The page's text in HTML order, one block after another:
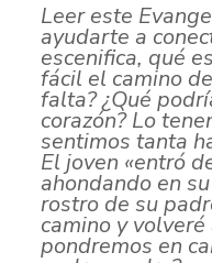
Leer este
ayudarte a
escenifica, qué
fácil el camino
falta? ¿Qué
corazón? Lo
sentimos tanta
El joven «entró
ahondando en
rostro de su
camino y
pondremos en